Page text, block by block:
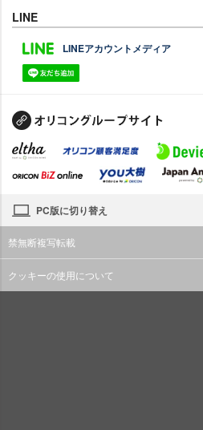
LINE
LINEアカウントメディア
PC版に切り替え
禁無断複写転載
クッキーの使用について